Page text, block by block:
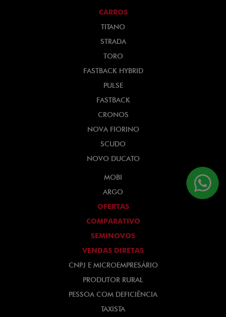
CARROS
TITANO
STRADA
TORO
FASTBACK HYBRID
PULSE
FASTBACK
CRONOS
NOVA FIORINO
SCUDO
NOVO DUCATO
MOBI
ARGO
OFERTAS
COMPARATIVO
SEMINOVOS
VENDAS DIRETAS
CNPJ E MICROEMPRESÁRIO
PRODUTOR RURAL
PESSOA COM DEFICIÊNCIA
TAXISTA